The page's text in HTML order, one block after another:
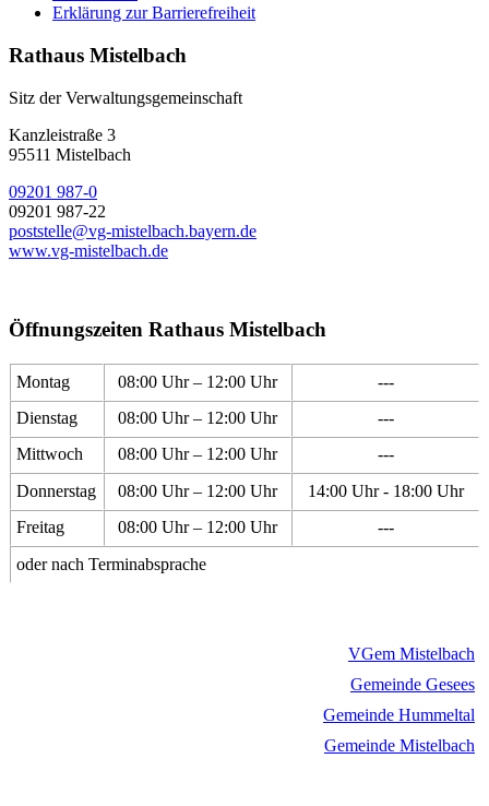
Erklärung zur Barrierefreiheit
Rathaus Mistelbach
Sitz der Verwaltungsgemeinschaft
Kanzleistraße 3
95511 Mistelbach
09201 987-0
09201 987-22
poststelle@vg-mistelbach.bayern.de
www.vg-mistelbach.de
Öffnungszeiten Rathaus Mistelbach
Montag 08:00 Uhr – 12:00 Uhr
---
Dienstag
08:00 Uhr – 12:00 Uhr
---
Mittwoch
08:00 Uhr – 12:00 Uhr
---
Donnerstag
08:00 Uhr – 12:00 Uhr
14:00 Uhr - 18:00 Uhr
Freitag
08:00 Uhr – 12:00 Uhr
---
oder nach Terminabsprache
VGem Mistelbach
Gemeinde Gesees
Gemeinde Hummeltal
Gemeinde Mistelbach